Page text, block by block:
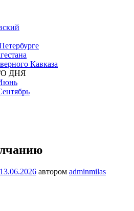
Кавказа
ДНЯ
13.06.2026 автором adminmilas